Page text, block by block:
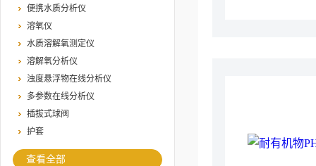
便携水质分析仪
溶氧仪
水质溶解氧测定仪
溶解氧分析仪
浊度悬浮物在线分析仪
多参数在线分析仪
插拔式球阀
护套
查看全部